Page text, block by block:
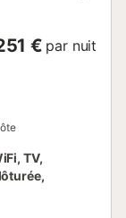
€ par nuit
TV,